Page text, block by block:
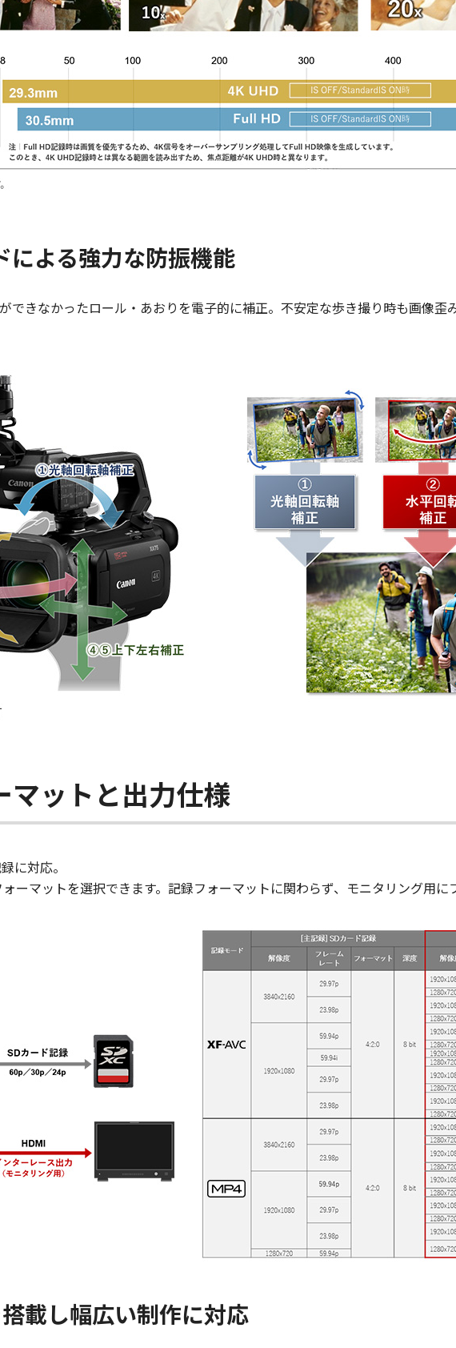
による強力な防振機能
できなかったロール・あおりを電子的に補正。不安定な歩き撮り時も画像歪
マットと出力仕様
に対応。
ーマットを選択できます。記録フォーマットに関わらず、モニタリング用に
載し幅広い制作に対応